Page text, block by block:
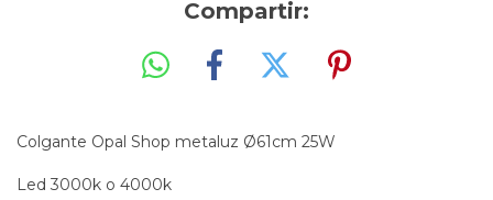
Compartir:
Colgante Opal Shop metaluz Ø61cm 25W
Led 3000k o 4000k